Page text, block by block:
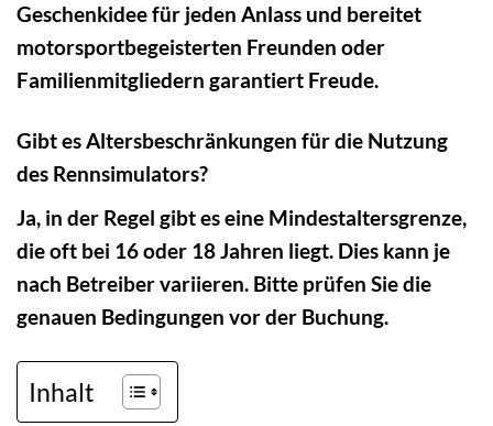
Geschenkidee für jeden Anlass und bereitet
motorsportbegeisterten Freunden oder
Familienmitgliedern garantiert Freude.
Gibt es Altersbeschränkungen für die Nutzung
des Rennsimulators?
Ja, in der Regel gibt es eine Mindestaltersgrenze,
die oft bei 16 oder 18 Jahren liegt. Dies kann je
nach Betreiber variieren. Bitte prüfen Sie die
genauen Bedingungen vor der Buchung.
Inhalt